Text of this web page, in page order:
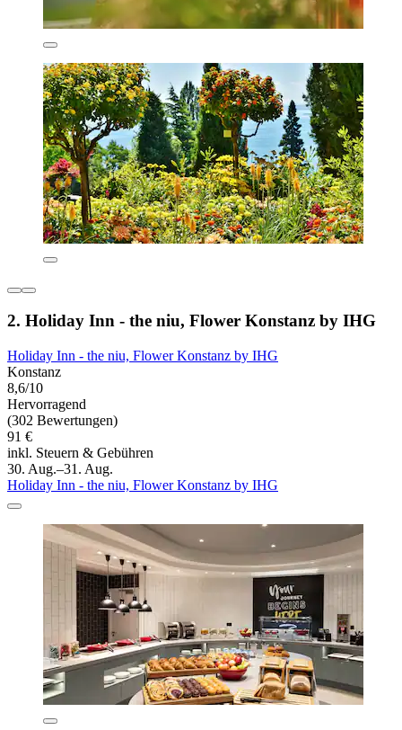
2. Holiday Inn - the niu, Flower Konstanz by IHG
Holiday Inn - the niu, Flower Konstanz by IHG
Konstanz
8,6/10
Hervorragend
(302 Bewertungen)
91 €
inkl. Steuern & Gebühren
30. Aug.–31. Aug.
Holiday Inn - the niu, Flower Konstanz by IHG